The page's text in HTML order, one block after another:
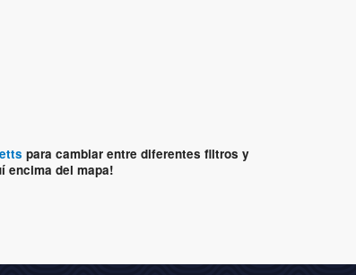
para cambiar entre diferentes filtros y
encima del mapa!